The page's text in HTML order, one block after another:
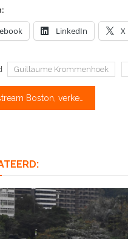
LinkedIn X
Guillaume Krommenhoek
Boston, verkeersinformatie Tromp & Crowdfunding